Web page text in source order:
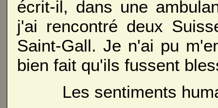
écrit-il, dans une
j'ai rencontré deux
Saint-Gall. Je n'ai pu
bien fait qu'ils fussent
Les sentiments